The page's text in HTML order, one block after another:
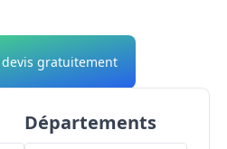
gratuitement
Départements